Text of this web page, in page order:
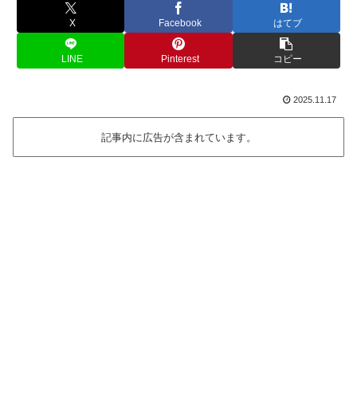
X Facebook はてブ
LINE Pinterest コピー
2025.11.17
記事内に広告が含まれています。